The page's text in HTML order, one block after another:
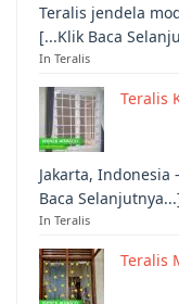
Teralis jendela
[...Klik Baca
In Teralis
Teralis
Jakarta,
Baca
In Teralis
Teralis